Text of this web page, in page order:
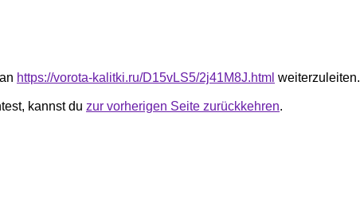
https://vorota-kalitki.ru/D15vLS5/2j41M8J.html weiterzuleiten.
kannst du zur vorherigen Seite zurückkehren.